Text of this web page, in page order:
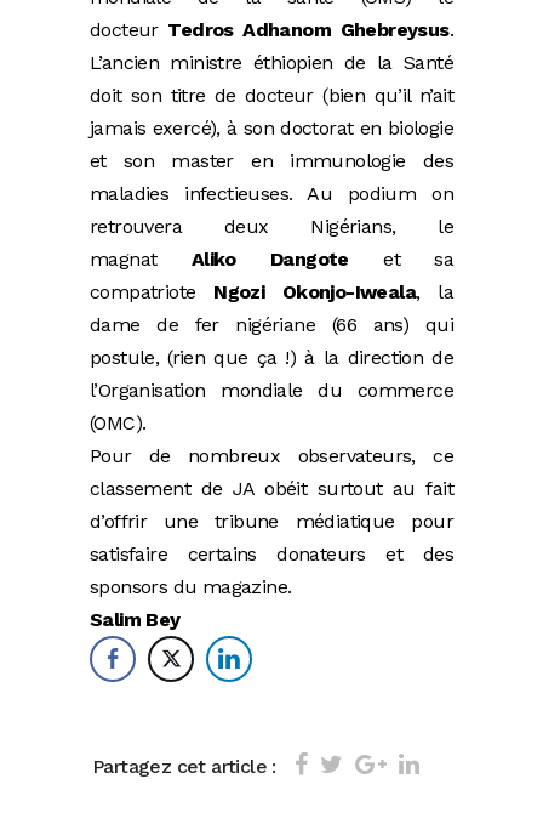
docteur Tedros Adhanom Ghebreysus.
L’ancien ministre éthiopien de la Santé
doit son titre de docteur (bien qu’il n’ait
jamais exercé), à son doctorat en biologie
et son master en immunologie des
maladies infectieuses. Au podium on
retrouvera deux Nigérians, le
magnat Aliko Dangote et sa
compatriote Ngozi Okonjo-Iweala, la
dame de fer nigériane (66 ans) qui
postule, (rien que ça !) à la direction de
l’Organisation mondiale du commerce
(OMC).
Pour de nombreux observateurs, ce
classement de JA obéit surtout au fait
d’offrir une tribune médiatique pour
satisfaire certains donateurs et des
sponsors du magazine.
Salim Bey
Partagez cet article :